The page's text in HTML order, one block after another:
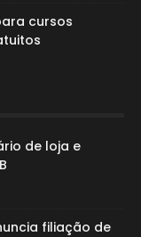
cursos
de loja e
filiação de